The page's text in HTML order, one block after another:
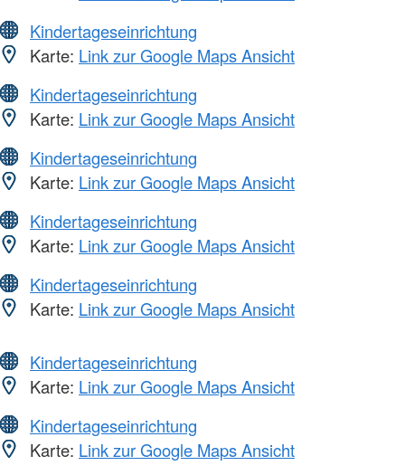
Kindertageseinrichtung
Karte: Link zur Google Maps Ansicht
Kindertageseinrichtung
Karte: Link zur Google Maps Ansicht
Kindertageseinrichtung
Karte: Link zur Google Maps Ansicht
Kindertageseinrichtung
Karte: Link zur Google Maps Ansicht
Kindertageseinrichtung
Karte: Link zur Google Maps Ansicht
Kindertageseinrichtung
Karte: Link zur Google Maps Ansicht
Kindertageseinrichtung
Karte: Link zur Google Maps Ansicht